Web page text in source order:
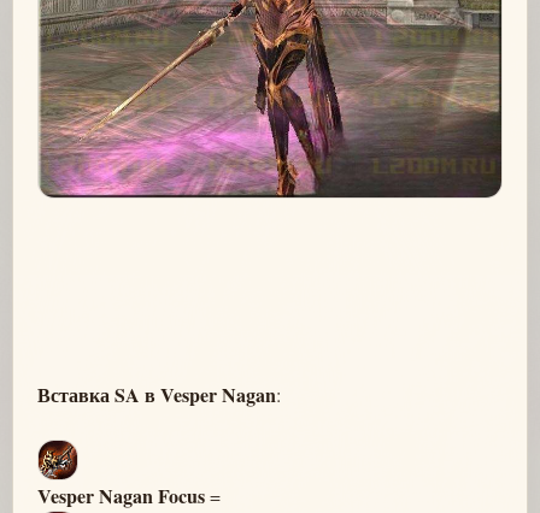
Вставка SA в Vesper Nagan:
Vesper Nagan Focus=